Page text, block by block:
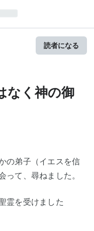
読者になる
なく神の御
の弟子（イエスを信
って、尋ねました。
霊を受けました